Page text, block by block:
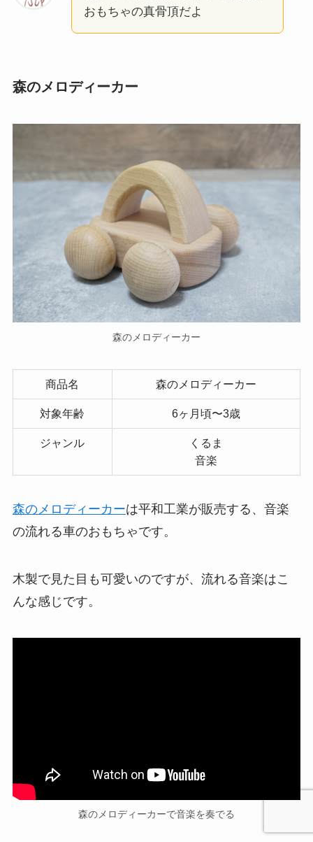
おもちゃの真骨頂だよ
森のメロディーカー
森のメロディーカー
商品名 森のメロディーカー
対象年齢 6ヶ月頃〜3歳
ジャンル
くるま
音楽
森のメロディーカーは平和工業が販売する、音楽
の流れる車のおもちゃです。
木製で見た目も可愛いのですが、流れる音楽はこ
んな感じです。
森のメロディーカーで音楽を奏でる